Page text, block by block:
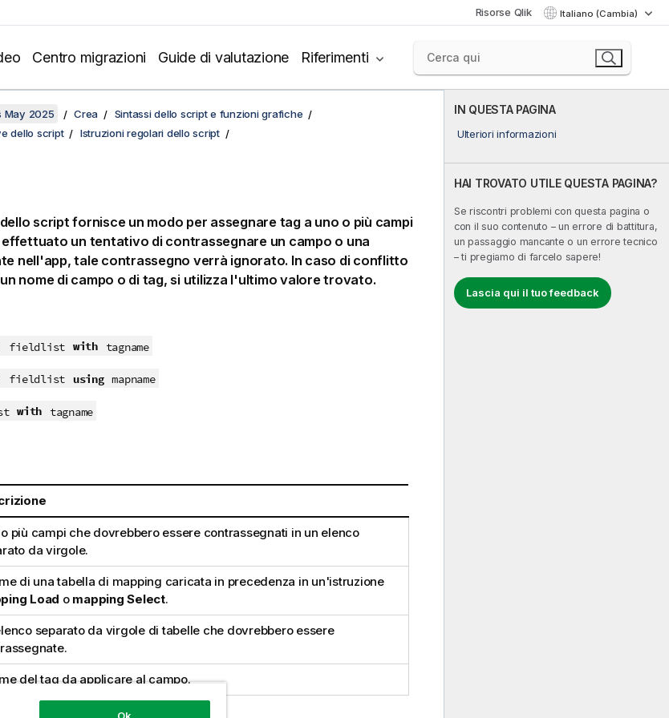
Risorse Qlik Italiano (Cambia)
Centro migrazioni Guide di valutazione Riferimenti
IN QUESTA PAGINA
Ulteriori informazioni
HAI TROVATO UTILE QUESTA PAGINA?
Se riscontri problemi con questa pagina o
con il suo contenuto – un errore di battitura,
un passaggio mancante o un errore tecnico
– ti pregiamo di farcelo sapere!
Lascia qui il tuo feedback
May 2025 Crea
Sintassi dello script e funzioni grafiche
dello script
Istruzioni regolari dello script
script fornisce un modo per assegnare tag a uno o più campi
effettuato un tentativo di contrassegnare un campo o una
nell'app, tale contrassegno verrà ignorato. In caso di conflitto
nome di campo o di tag, si utilizza l'ultimo valore trovato.
fieldlist with tagname
fieldlist using mapname
with tagname
più campi che dovrebbero essere contrassegnati in un elenco
da virgole.
di una tabella di mapping caricata in precedenza in un'istruzione
Load o mapping Select.
separato da virgole di tabelle che dovrebbero essere
del tag da applicare al campo.